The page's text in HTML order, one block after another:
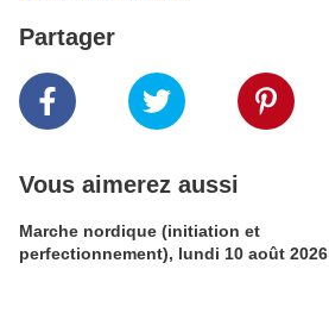
Partager
Vous aimerez aussi
Marche nordique (initiation et
perfectionnement), lundi 10 août 2026